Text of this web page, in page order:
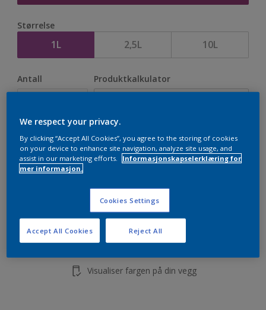
Størrelse
1L 2,5L 10L
Antall Produktkalkulator
Finn en forhandler
Visualiser fargen på din vegg
We respect your privacy.
By clicking “Accept All Cookies”, you agree to the storing of cookies
on your device to enhance site navigation, analyze site usage, and
assist in our marketing efforts.
Informasjonskapselerklæring for
mer informasjon.
Cookies Settings
Reject All
Accept All Cookies